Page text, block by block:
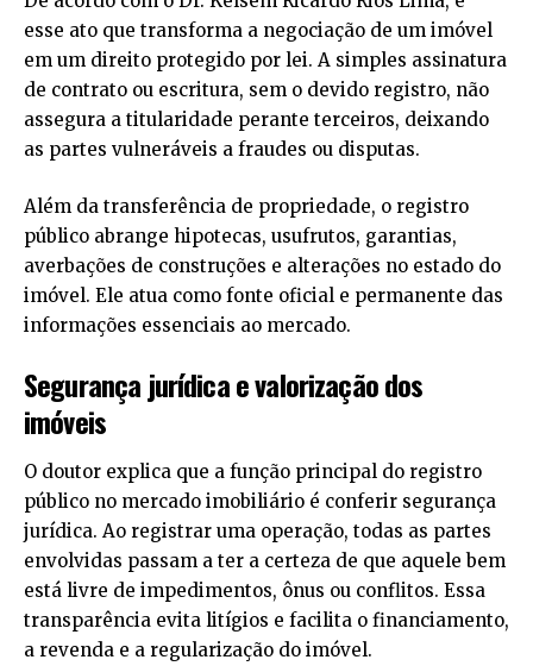
esse ato que transforma a negociação de um imóvel
em um direito protegido por lei. A simples assinatura
de contrato ou escritura, sem o devido registro, não
assegura a titularidade perante terceiros, deixando
as partes vulneráveis a fraudes ou disputas.
Além da transferência de propriedade, o registro
público abrange hipotecas, usufrutos, garantias,
averbações de construções e alterações no estado do
imóvel. Ele atua como fonte oficial e permanente das
informações essenciais ao mercado.
Segurança jurídica e valorização dos
imóveis
O doutor explica que a função principal do registro
público no mercado imobiliário é conferir segurança
jurídica. Ao registrar uma operação, todas as partes
envolvidas passam a ter a certeza de que aquele bem
está livre de impedimentos, ônus ou conflitos. Essa
transparência evita litígios e facilita o financiamento,
a revenda e a regularização do imóvel.